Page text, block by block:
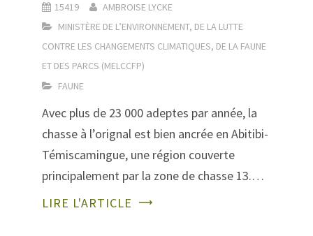
15419
AMBROISE LYCKE
MINISTÈRE DE L’ENVIRONNEMENT, DE LA LUTTE
CONTRE LES CHANGEMENTS CLIMATIQUES, DE LA FAUNE
ET DES PARCS (MELCCFP)
FAUNE
Avec plus de 23 000 adeptes par année, la
chasse à l’orignal est bien ancrée en Abitibi-
Témiscamingue, une région couverte
principalement par la zone de chasse 13.…
LIRE L'ARTICLE